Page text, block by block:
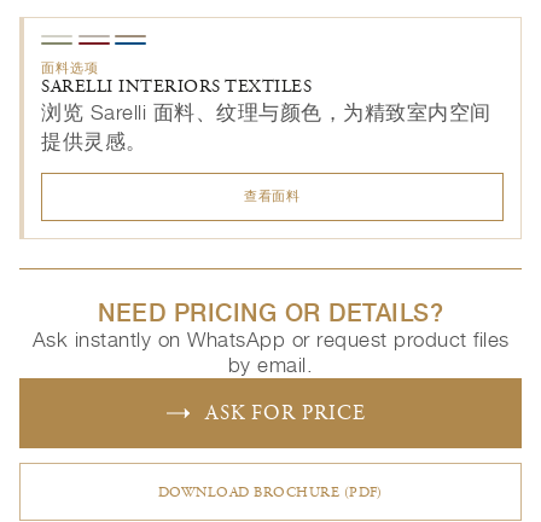
面料选项
SARELLI INTERIORS TEXTILES
浏览 Sarelli 面料、纹理与颜色，为精致室内空间
提供灵感。
查看面料
NEED PRICING OR DETAILS?
Ask instantly on WhatsApp or request product files
by email.
ASK FOR PRICE
DOWNLOAD BROCHURE (PDF)